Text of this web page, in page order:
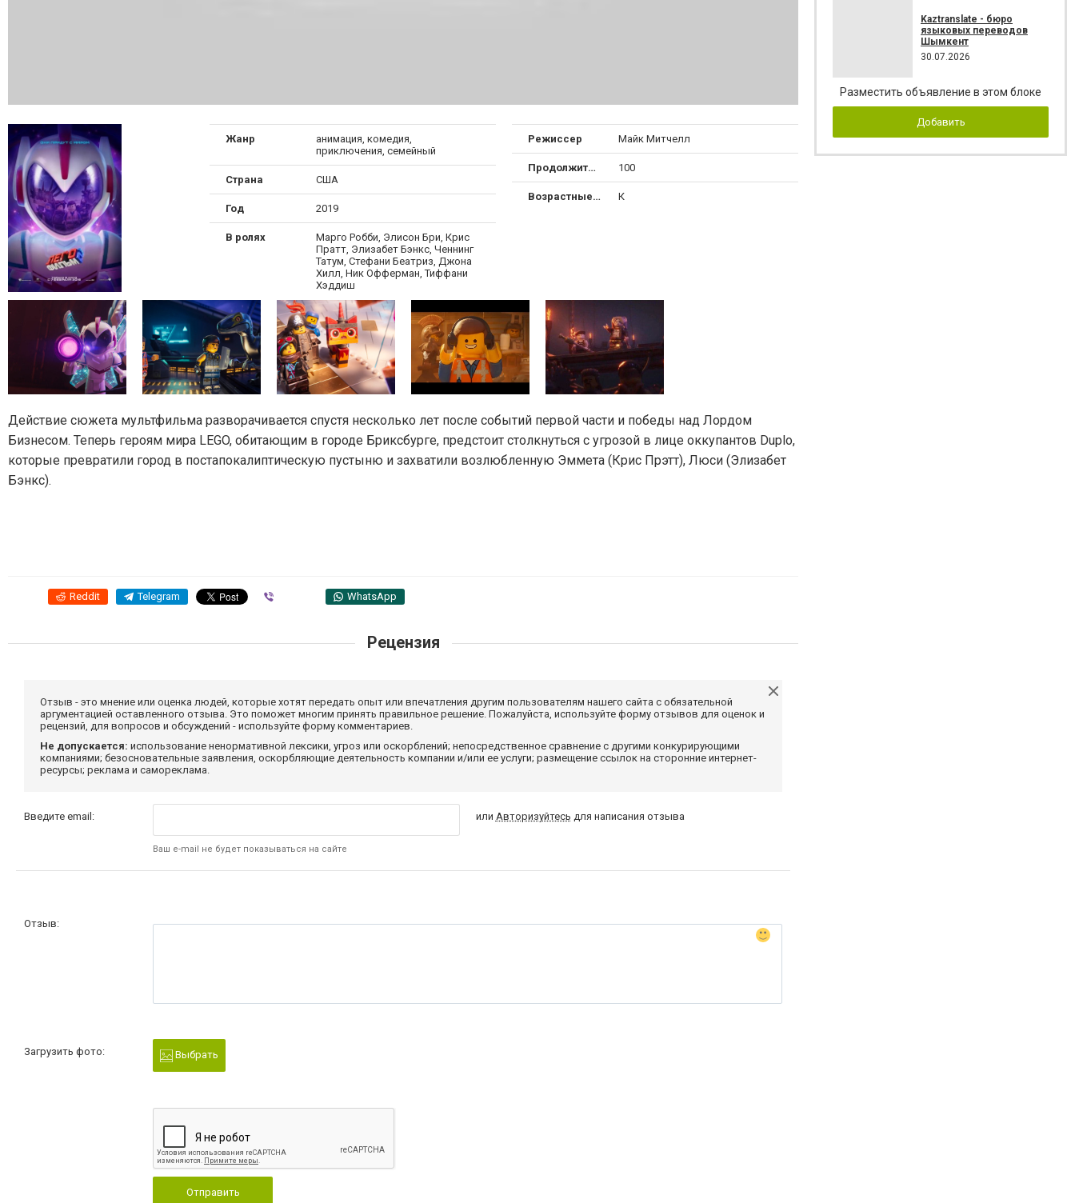
Жанр
анимация, комедия,
приключения, семейный
Страна США
Год 2019
В ролях
Марго Робби, Элисон Бри, Крис
Пратт, Элизабет Бэнкс, Ченнинг
Татум, Стефани Беатриз, Джона
Хилл, Ник Офферман, Тиффани
Хэддиш
Режиссер Майк Митчелл
Продолжительность 100
Возрастные ограничения К
Действие сюжета мультфильма разворачивается спустя несколько лет после событий первой части и победы над Лордом
Бизнесом. Теперь героям мира LEGO, обитающим в городе Бриксбурге, предстоит столкнуться с угрозой в лице оккупантов Duplo,
которые превратили город в постапокалиптическую пустыню и захватили возлюбленную Эммета (Крис Прэтт), Люси (Элизабет
Бэнкс).
Reddit Telegram WhatsApp
Рецензия
Отзыв - это мнение или оценка людей, которые хотят передать опыт или впечатления другим пользователям нашего сайта с обязательной
аргументацией оставленного отзыва. Это поможет многим принять правильное решение. Пожалуйста, используйте форму отзывов для оценок и
рецензий, для вопросов и обсуждений - используйте форму комментариев.
Не допускается: использование ненормативной лексики, угроз или оскорблений; непосредственное сравнение с другими конкурирующими
компаниями; безосновательные заявления, оскорбляющие деятельность компании и/или ее услуги; размещение ссылок на сторонние интернет-
ресурсы; реклама и самореклама.
Введите email:
Ваш e-mail не будет показываться на сайте
или Авторизуйтесь для написания отзыва
Отзыв:
Загрузить фото: Выбрать
Отправить
Kaztranslate - бюро
языковых переводов
Шымкент
30.07.2026
Разместить объявление в этом блоке
Добавить